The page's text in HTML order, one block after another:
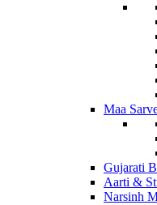
Maa
Gujarati
Aarti &
Narsinh